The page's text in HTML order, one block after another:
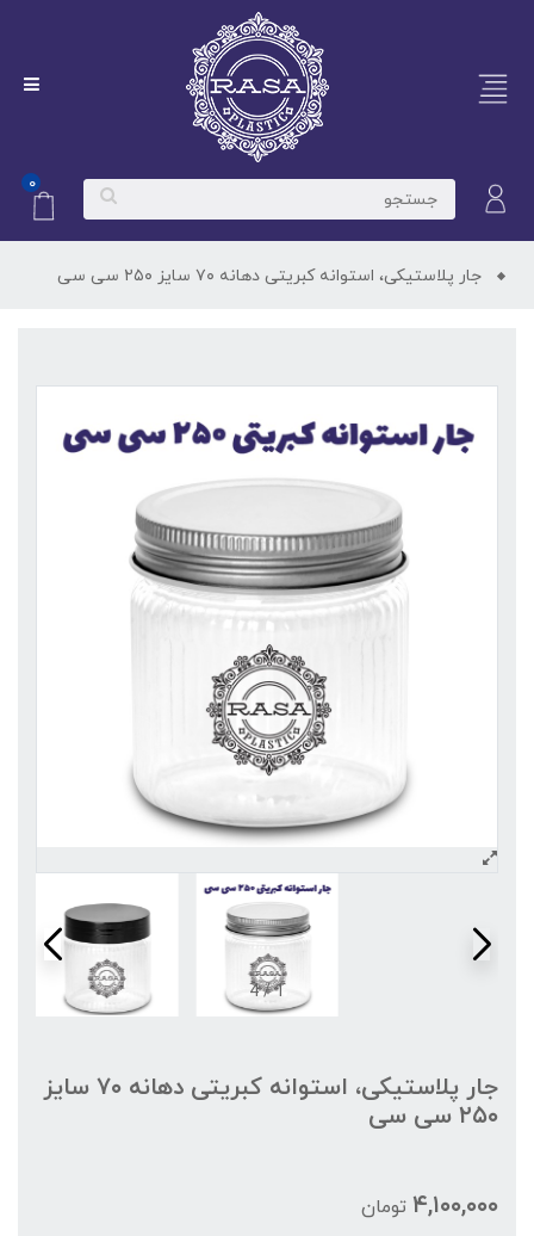
۰
جار پلاستیکی، استوانه کبریتی دهانه ۷۰ سایز ۲۵۰ سی سی
1
/
4
جار پلاستیکی، استوانه کبریتی دهانه ۷۰ سایز
۲۵۰ سی سی
۴,۱۰۰,۰۰۰ تومان